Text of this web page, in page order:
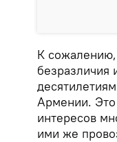
К сожалению,
безразличия
Армении. Это
интересов
ими же